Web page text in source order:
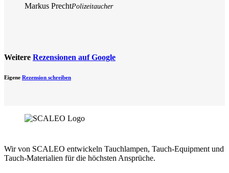
Markus PrechtPolizeitaucher
Weitere Rezensionen auf Google
Eigene Rezension schreiben
Wir von SCALEO entwickeln Tauchlampen, Tauch-Equipment und
Tauch-Materialien für die höchsten Ansprüche.